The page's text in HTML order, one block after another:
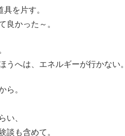
を片す。
良かった～。
へは、エネルギーが行かない。
ら。
い、
談も含めて。